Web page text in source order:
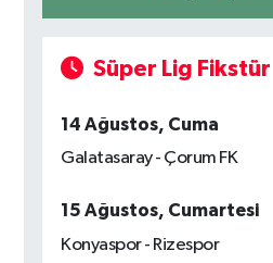
Süper Lig Fikstür
14 Ağustos, Cuma
Galatasaray - Çorum FK
15 Ağustos, Cumartesi
Konyaspor - Rizespor